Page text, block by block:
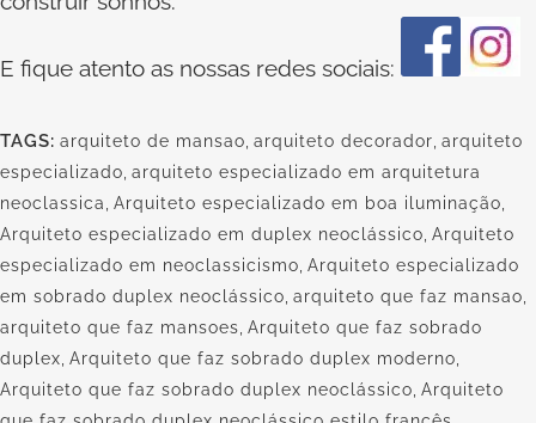
E fique atento as nossas redes sociais:
TAGS: arquiteto de mansao arquiteto decorador arquiteto
especializado arquiteto especializado em arquitetura
neoclassica Arquiteto especializado em boa iluminação
Arquiteto especializado em duplex neoclássico Arquiteto
especializado em neoclassicismo Arquiteto especializado
em sobrado duplex neoclássico arquiteto que faz mansao
arquiteto que faz mansoes Arquiteto que faz sobrado
duplex Arquiteto que faz sobrado duplex moderno
Arquiteto que faz sobrado duplex neoclássico Arquiteto